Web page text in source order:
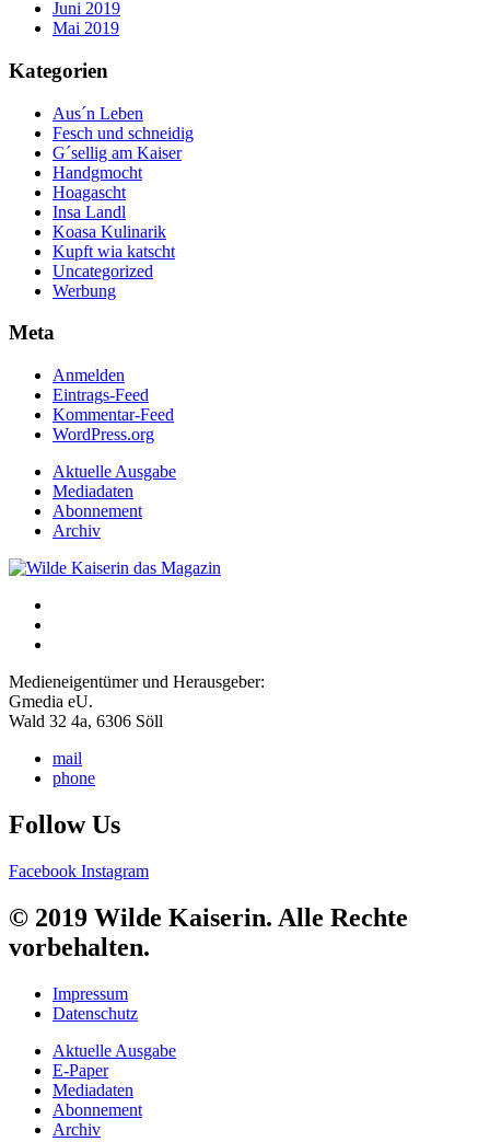
Juni 2019
Mai 2019
Kategorien
Aus´n Leben
Fesch und schneidig
G´sellig am Kaiser
Handgmocht
Hoagascht
Insa Landl
Koasa Kulinarik
Kupft wia katscht
Uncategorized
Werbung
Meta
Anmelden
Eintrags-Feed
Kommentar-Feed
WordPress.org
Aktuelle Ausgabe
Mediadaten
Abonnement
Archiv
Medieneigentümer und Herausgeber:
Gmedia eU.
Wald 32 4a, 6306 Söll
mail
phone
Follow Us
Facebook Instagram
© 2019 Wilde Kaiserin. Alle Rechte
vorbehalten.
Impressum
Datenschutz
Aktuelle Ausgabe
E-Paper
Mediadaten
Abonnement
Archiv